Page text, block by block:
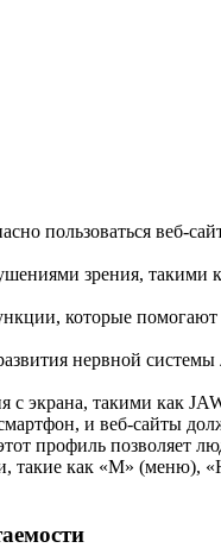
пользоваться веб-
зрения, такими
которые
нервной системы
с экрана, такими как
и веб-сайты
профиль позволяет
такие как «M» (меню),